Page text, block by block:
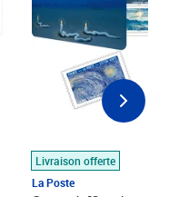
Livraison offerte
La Poste